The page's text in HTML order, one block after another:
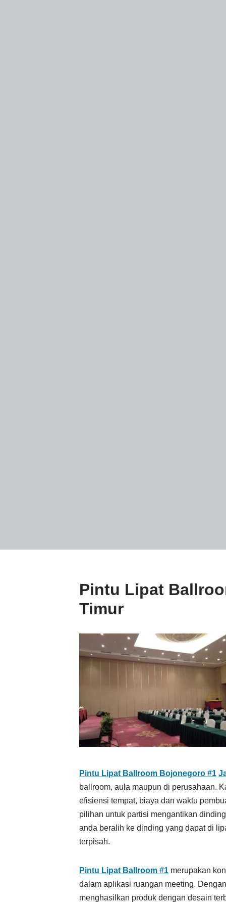
Pintu Lipat
Timur
Pintu Lipat Ballroom Bojonegoro #1
ballroom, aula maupun di perusahaan.
efisiensi tempat, biaya dan waktu
pilihan untuk partisi mengantikan
anda beralih ke dinding yang dapat di
terpisah.
Pintu Lipat Ballroom #1 merupakan
dalam aplikasi ruangan meeting.
menghasilkan produk dengan desain